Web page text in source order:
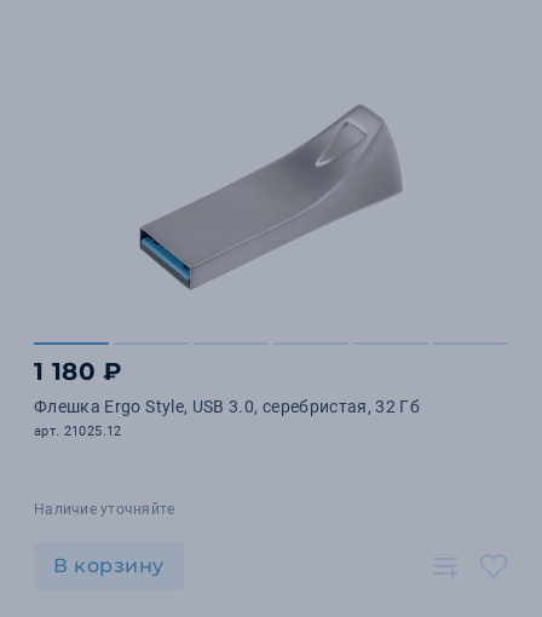
1 180 ₽
Флешка Ergo Style, USB 3.0, серебристая, 32 Гб
арт. 21025.12
Наличие уточняйте
В корзину